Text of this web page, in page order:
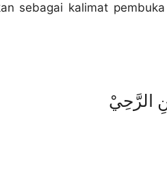
sebagai kalimat
الرَّحِيْ